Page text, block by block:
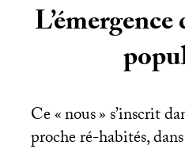
L’émergence
Ce «nous» s’inscrit
proche ré-habités,